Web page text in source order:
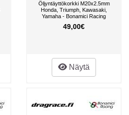
Öljyntäyttökorkki M20x2.5mm
Honda, Triumph, Kawasaki,
Yamaha - Bonamici Racing
49,00€
Näytä